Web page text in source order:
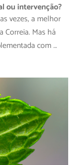
ou intervenção?
vezes, a melhor
Correia. Mas há
com …